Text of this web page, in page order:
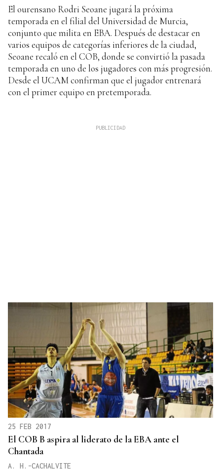
El ourensano Rodri Seoane jugará la próxima
temporada en el filial del Universidad de Murcia,
conjunto que milita en EBA. Después de destacar en
varios equipos de categorías inferiores de la ciudad,
Seoane recaló en el COB, donde se convirtió la pasada
temporada en uno de los jugadores con más progresión.
Desde el UCAM confirman que el jugador entrenará
con el primer equipo en pretemporada.
25 FEB 2017
El COB B aspira al liderato de la EBA ante el
Chantada
A. H.-CACHALVITE